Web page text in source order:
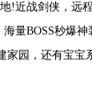
!近战剑侠，远
量BOSS秒爆
园，还有宝宝